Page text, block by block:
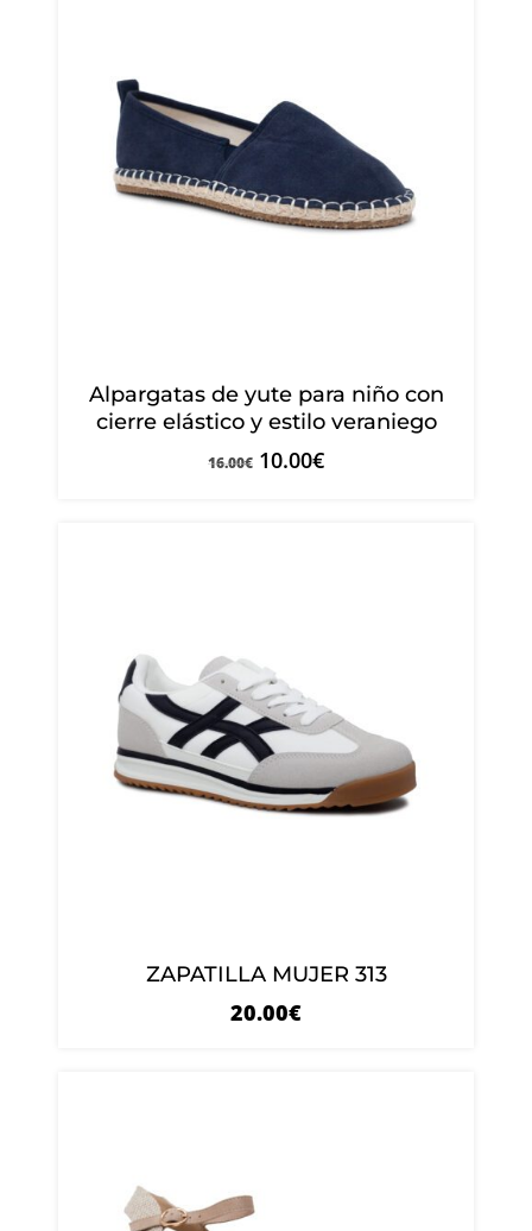
Alpargatas de yute para niño con
cierre elástico y estilo veraniego
16.00€ 10.00€
ZAPATILLA MUJER 313
20.00€